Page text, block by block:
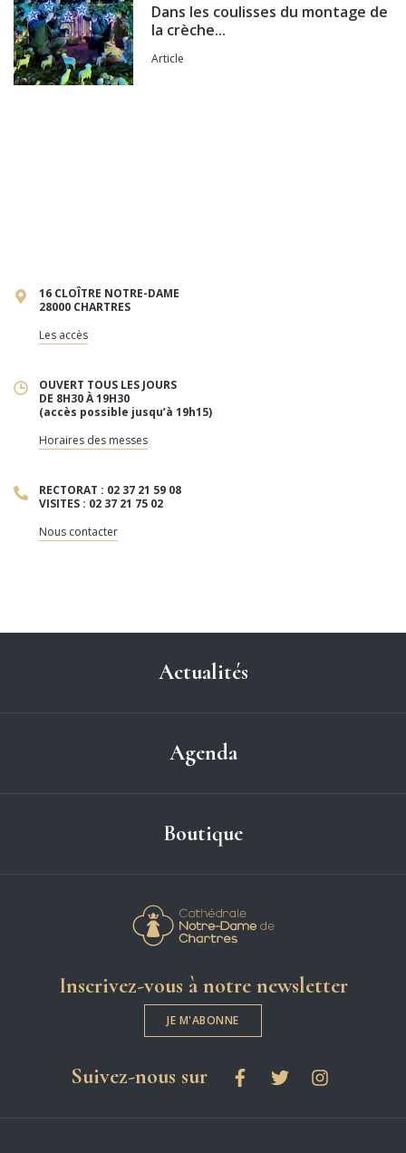
Dans les coulisses du montage de
la crèche...
Article
16 CLOÎTRE NOTRE-DAME
28000 CHARTRES
Les accès
OUVERT TOUS LES JOURS
DE 8H30 À 19H30
(accès possible jusqu’à 19h15)
Horaires des messes
RECTORAT : 02 37 21 59 08
VISITES : 02 37 21 75 02
Nous contacter
Actualités
Agenda
Boutique
Inscrivez-vous à notre newsletter
JE M'ABONNE
Suivez-nous surles réseaux sociaux
FacebookTwitterInstagram